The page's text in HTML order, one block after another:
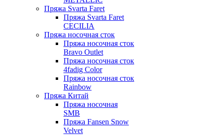
Пряжа Svarta Faret
Пряжа Svarta Faret
CECILIA
Пряжа носочная сток
Пряжа носочная сток
Bravo Outlet
Пряжа носочная сток
4fadig Color
Пряжа носочная сток
Rainbow
Пряжа Китай
Пряжа носочная
SMB
Пряжа Fansen Snow
Velvet